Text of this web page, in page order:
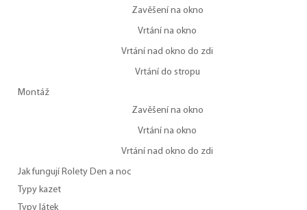
Zavěšení na okno
Vrtání na okno
Vrtání nad okno do zdi
Vrtání do stropu
Montáž
Zavěšení na okno
Vrtání na okno
Vrtání nad okno do zdi
Jak fungují Rolety Den a noc
Typy kazet
Typy látek